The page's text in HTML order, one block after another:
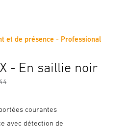
et de présence - Professional
- En saillie noir
courantes
avec détection de